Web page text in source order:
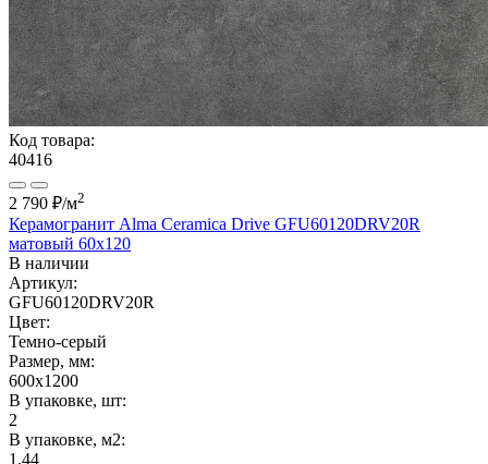
Код товара:
40416
2 790 ₽/м2
Керамогранит Alma Ceramica Drive GFU60120DRV20R
матовый 60x120
В наличии
Артикул:
GFU60120DRV20R
Цвет:
Темно-серый
Размер, мм:
600x1200
В упаковке, шт:
2
В упаковке, м2:
1.44